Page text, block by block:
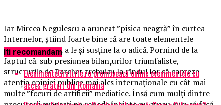
Iar Mircea Negulescu a aruncat ”pisica neagră” în curtea
Internelor, știind foarte bine că are toate elementele
necesare pentru a le și susține la o adică. Pornind de la
faptul că, sub presiunea bilanțurilor triumfaliste,
structurile de Parchet trebuiau la rîndul lor să capteze
atenția opiniei publice mai ales internaționale cu cât mai
multe ”focuri de artificii” mediatice. Însă cum mulți dintre
Iti recomandam
EvenimenteGratuite.ro promovează online evenimentele cu
acces gratuit din România